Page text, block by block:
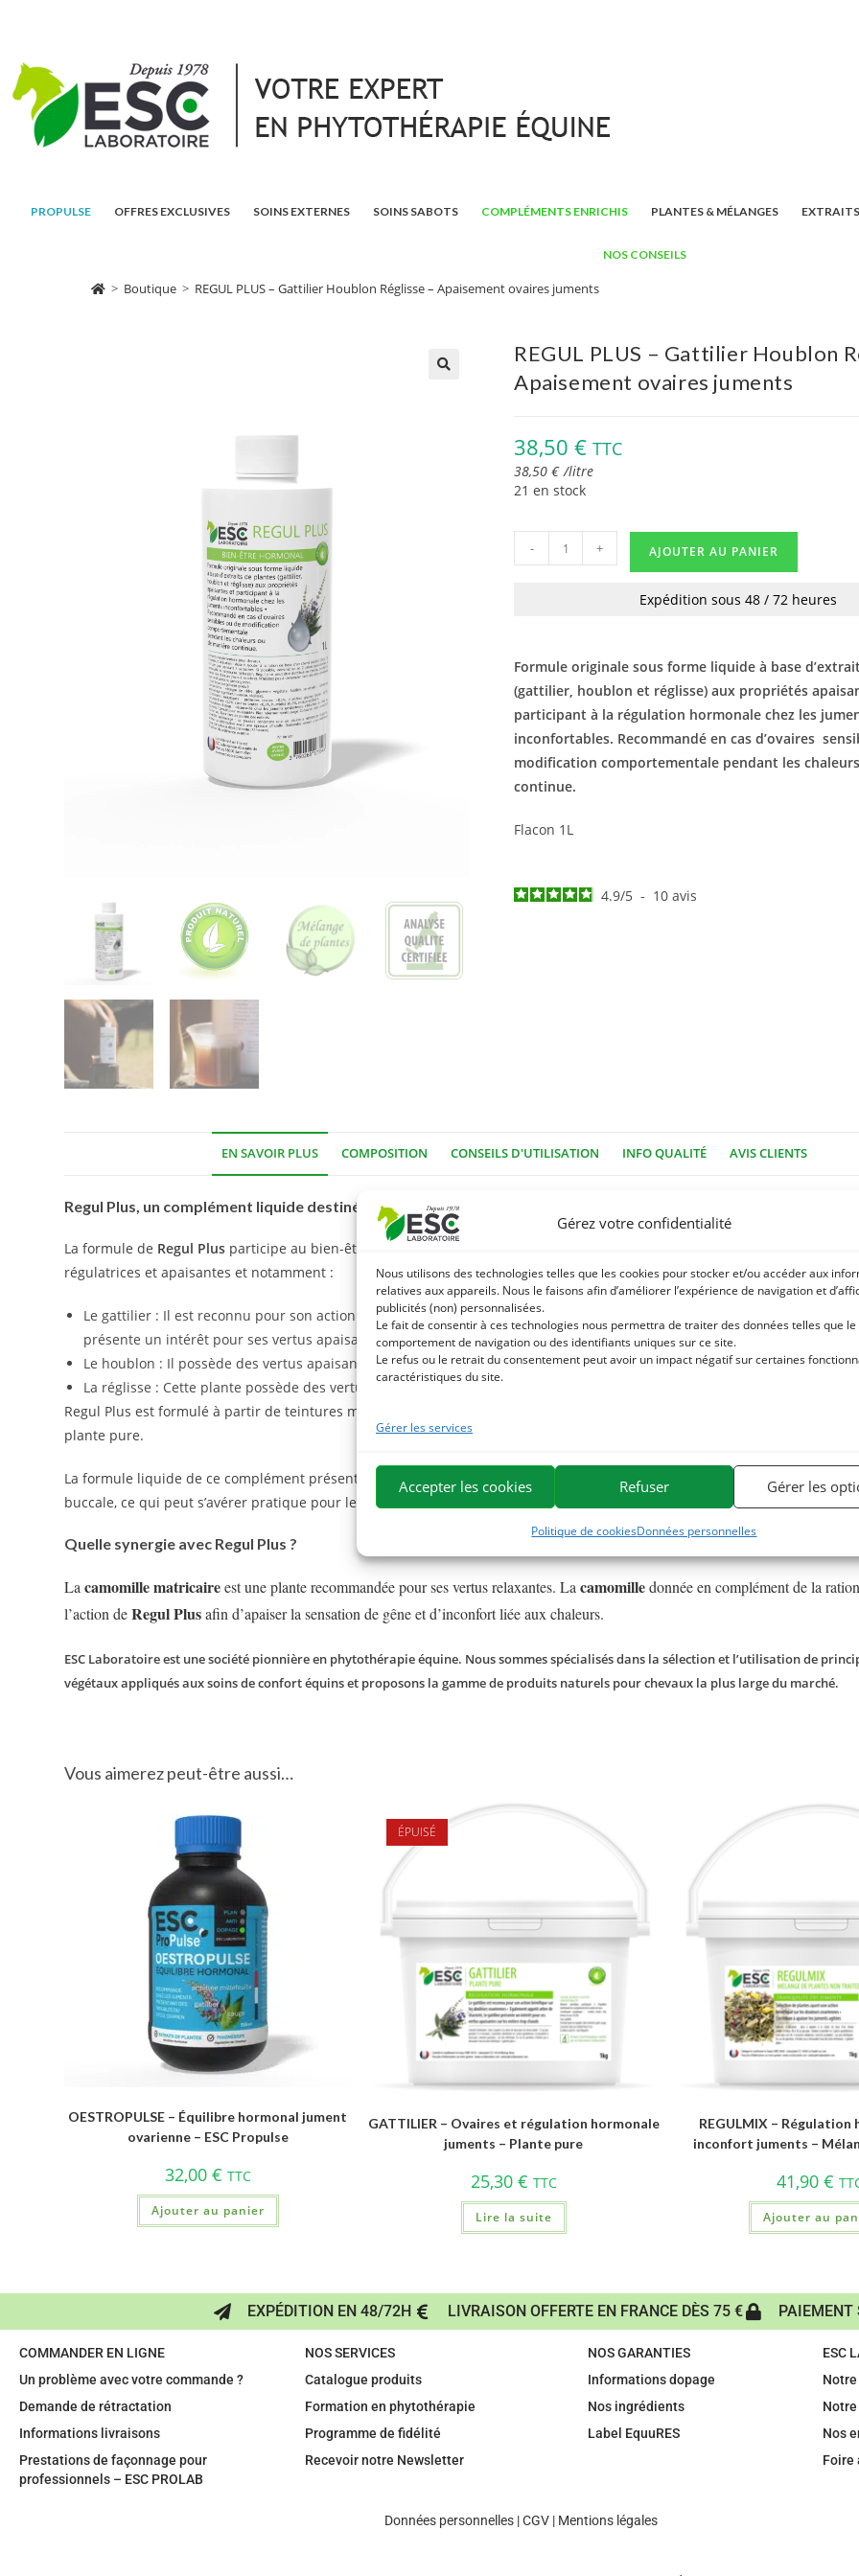
Gérez votre confidentialité
Nous utilisons des technologies telles que les cookies pour stocker et/ou accéder aux
relatives aux appareils. Nous le faisons afin d’améliorer l’expérience de navigation et
publicités (non) personnalisées.
Le fait de consentir à ces technologies nous permettra de traiter des données telles que le
comportement de navigation ou des identifiants uniques sur ce site.
Le refus ou le retrait du consentement peut avoir un impact négatif sur certaines
caractéristiques du site.
Gérer les services
Accepter les cookies Refuser Gérer les
Politique de cookiesDonnées personnelles
PROPULSE OFFRES EXCLUSIVES SOINS EXTERNES SOINS SABOTS COMPLÉMENTS ENRICHIS PLANTES & MÉLANGES
NOS CONSEILS
> Boutique > REGUL PLUS – Gattilier Houblon Réglisse – Apaisement ovaires juments
REGUL PLUS – Gattilier Houblon
Apaisement ovaires juments
38,50€ TTC
38,50€ /litre
21 en stock
- + AJOUTER AU PANIER
Expédition sous 48 / 72 heures
Formule originale sous forme liquide à base
(gattilier, houblon et réglisse) aux propriétés
participant à la régulation hormonale chez les
inconfortables. Recommandé en cas d’ovaires
modification comportementale pendant les
continue.
Flacon 1L
4.9/5 - 10avis
EN SAVOIR PLUS COMPOSITION CONSEILS D'UTILISATION INFO QUALITÉ AVIS CLIENTS
Regul Plus, un complément liquide destiné à apaiser les juments agitées :
La formule de Regul Plus participe au bien-être des juments aux ovaires sensibles en associant des plantes reconnues
régulatrices et apaisantes et notamment :
Le gattilier : Il est reconnu pour son action bénéfique en cas d’ovaires sensibles. Egalement appelé arbre de chasteté, le
présente un intérêt pour ses vertus apaisantes sur les entiers trop chauds.
Le houblon : Il possède des vertus apaisantes et régule l’irritabilité
La réglisse : Cette plante possède des vertus apaisantes sur la sphère digestive.
Regul Plus est formulé à partir de teintures mères qui possèdent une teneur élevée en actifs végétaux et sont une bonne
plante pure.
La formule liquide de ce complément présente plusieurs avantages et notamment celui de pouvoir être administré à l’aide
buccale, ce qui peut s’avérer pratique pour les chevaux vivant en communauté ou ceux qui prennent leur ration avec
Quelle synergie avec Regul Plus ?
Lacamomille matricaireest une plante recommandée pour ses vertus relaxantes. Lacamomilledonnée en complément de la
l’action deRegul Plusafin d’apaiser la sensation de gêne et d’inconfort liée aux chaleurs.
ESC Laboratoire est une société pionnière en phytothérapie équine. Nous sommes spécialisés dans la sélection et l’utilisation de
végétaux appliqués aux soins de confort équins et proposons la gamme de produits naturels pour chevaux la plus large du marché.
Vous aimerez peut-être aussi…
OESTROPULSE – Équilibre hormonal jument
ovarienne – ESC Propulse
32,00 € TTC
Ajouter au panier
ÉPUISÉ
GATTILIER – Ovaires et régulation hormonale
juments – Plante pure
25,30 € TTC
Lire la suite
REGULMIX – Régulation
inconfort juments –
41,90€
Ajouter au
EXPÉDITION EN 48/72H LIVRAISON OFFERTE EN FRANCE DÈS 75 € PAIEMENT
COMMANDER EN LIGNE
Un problème avec votre commande ?
Demande de rétractation
Informations livraisons
Prestations de façonnage pour
professionnels – ESC PROLAB
NOS SERVICES
Catalogue produits
Formation en phytothérapie
Programme de fidélité
Recevoir notre Newsletter
NOS GARANTIES
Informations dopage
Nos ingrédients
Label EquuRES
ESC
Nos
Foire
Données personnelles|CGV| Mentions légales